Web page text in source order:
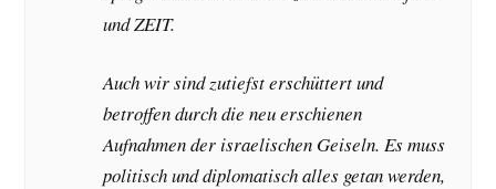
und ZEIT.
Auch wir sind zutiefst erschüttert und
betroffen durch die neu erschienen
Aufnahmen der israelischen Geiseln. Es muss
politisch und diplomatisch alles getan werden,